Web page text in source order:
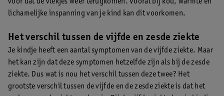
lichamelijke inspanning van je kind kan dit voorkomen.
Het verschil tussen de vijfde en zesde ziekte
Je kindje heeft een aantal symptomen van de vijfde ziekte. Maar
het kan zijn dat deze symptomen hetzelfde zijn als bij de zesde
ziekte. Dus wat is nou het verschil tussen deze twee? Het
grootste verschil tussen de vijfde en de zesde ziekte is dat het